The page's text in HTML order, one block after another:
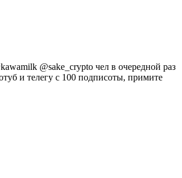
@sake_crypto чел в очередной раз
и телегу с 100 подписоты, примите